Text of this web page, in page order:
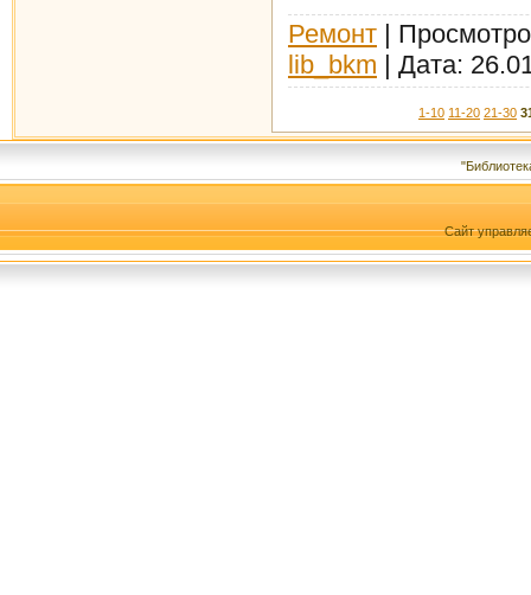
Ремонт |
lib_bkm | Дата:
1-10 11-20 21-30
Сайт